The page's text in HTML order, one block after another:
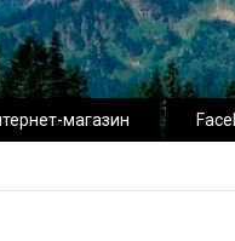
магазин